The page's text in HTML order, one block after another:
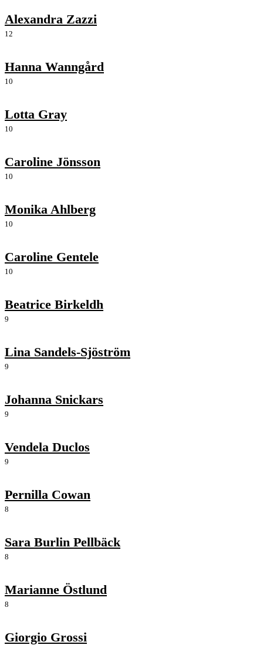
Alexandra Zazzi
12
Hanna Wanngård
10
Lotta Gray
10
Caroline Jönsson
10
Monika Ahlberg
10
Caroline Gentele
10
Beatrice Birkeldh
9
Lina Sandels-Sjöström
9
Johanna Snickars
9
Vendela Duclos
9
Pernilla Cowan
8
Sara Burlin Pellbäck
8
Marianne Östlund
8
Giorgio Grossi